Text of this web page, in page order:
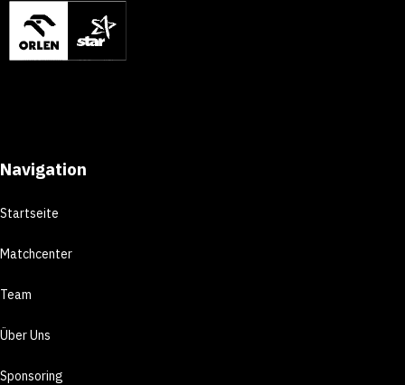
Navigation
Startseite
Matchcenter
Team
Über Uns
Sponsoring